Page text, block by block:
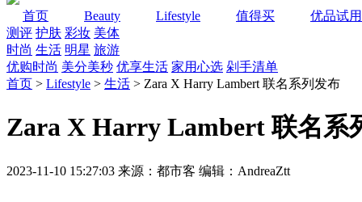
首页 Beauty Lifestyle 值得买
优品试用
测评 护肤 彩妆 美体
时尚 生活 明星 旅游
优购时尚 美分美秒 优享生活 家用心选 剁手清单
首页 > Lifestyle > 生活 > Zara X Harry Lambert 联名系列发布
Zara X Harry Lambert 联名系
2023-11-10 15:27:03 来源：都市客 编辑：AndreaZtt